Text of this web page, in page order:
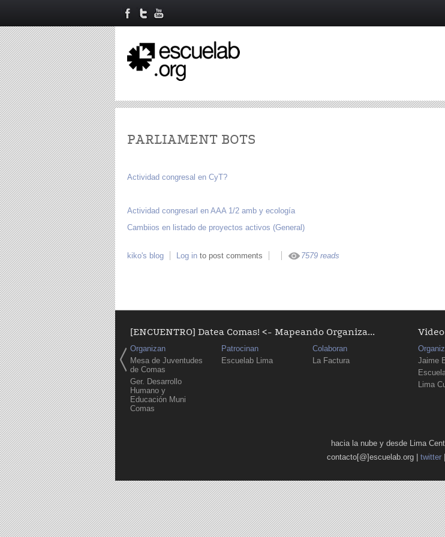
PARLIAMENT BOTS
Actividad congresal en CyT?
Actividad congresarl en AAA 1/2 amb y ecología
Cambiios en listado de proyectos activos (General)
kiko's blog Log in to post comments 7579 reads
[ENCUENTRO] Datea Comas! <- Mapeando Organiza...
Organizan
Mesa de Juventudes
de Comas
Ger. Desarrollo
Humano y
Educación Muni
Comas
Patrocinan
Escuelab Lima
Colaboran
La Factura
Jaime
Lima
hacia la nube y desde Lima
contacto[@]escuelab.org | twitter|